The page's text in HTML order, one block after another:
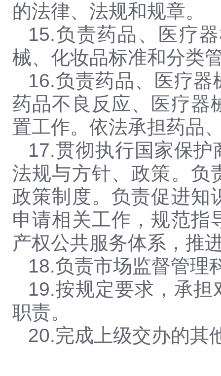
的法律、法规和规章。
15.负责药品、医疗
械、化妆品标准和分类
16.负责药品、医疗
药品不良反应、医疗器
置工作。依法承担药品
17.贯彻执行国家保护
法规与方针、政策。负
政策制度。负责促进知
申请相关工作，规范指
产权公共服务体系，推
18.负责市场监督管理
19.按规定要求，承担
职责。
20.完成上级交办的其